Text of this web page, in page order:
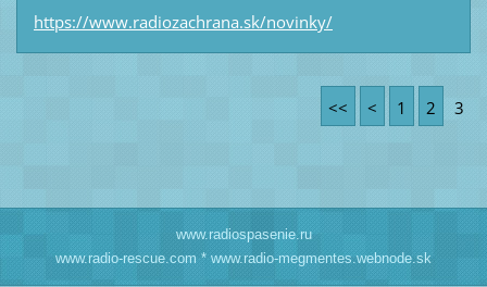
https://www.radiozachrana.sk/novinky/
<< < 1 2 3
www.radiospasenie.ru
www.radio-rescue.com * www.radio-megmentes.webnode.sk